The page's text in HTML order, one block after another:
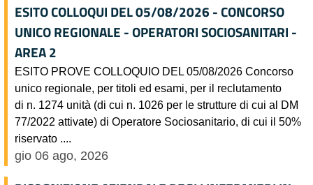
ESITO COLLOQUI DEL 05/08/2026 - CONCORSO
UNICO REGIONALE - OPERATORI SOCIOSANITARI -
AREA 2
ESITO PROVE COLLOQUIO DEL 05/08/2026 Concorso
unico regionale, per titoli ed esami, per il reclutamento
di n. 1274 unità (di cui n. 1026 per le strutture di cui al DM
77/2022 attivate) di Operatore Sociosanitario, di cui il 50%
riservato ....
gio 06 ago, 2026